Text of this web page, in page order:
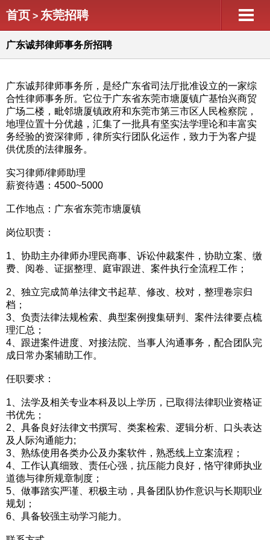
首页 > 东莞招聘
广东诚邦律师事务所招聘
广东诚邦律师事务所，是经广东省司法厅批准设立的一家综
合性律师事务所。它位于广东省东莞市塘厦镇广基怡兴商贸
广场二楼，毗邻塘厦镇政府和东莞市第三市区人民检察院，
地理位置十分优越，汇集了一批具有坚实法学理论和丰富实
务经验的资深律师，律所实行团队化运作，致力于为客户提
供优质的法律服务。
实习律师/律师助理
薪资待遇：4500~5000
工作地点：广东省东莞市塘厦镇
岗位职责：
1、协助主办律师办理民商事、诉讼仲裁案件，协助立案、缴
费、阅卷、证据整理、庭审跟进、案件执行全流程工作；
2、独立完成简单法律文书起草、修改、校对，整理卷宗归
档；
3、负责法律法规检索、典型案例搜集研判、案件法律要点梳
理汇总；
4、跟进案件进度、对接法院、当事人沟通事务，配合团队完
成日常办案辅助工作。
任职要求：
1、法学及相关专业本科及以上学历，已取得法律职业资格证
书优先；
2、具备良好法律文书撰写、类案检索、逻辑分析、口头表达
及人际沟通能力;
3、熟练使用各类办公及办案软件，熟悉线上立案流程；
4、工作认真细致、责任心强，抗压能力良好，恪守律师执业
道德与律所规章制度；
5、做事踏实严谨、积极主动，具备团队协作意识与长期职业
规划；
6、具备较强主动学习能力。